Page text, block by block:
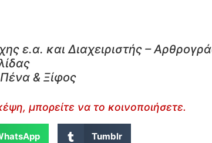
ε.α. και Διαχειριστής –
& Ξίφος
μπορείτε να το κοινοποιήσετε.
Tumblr